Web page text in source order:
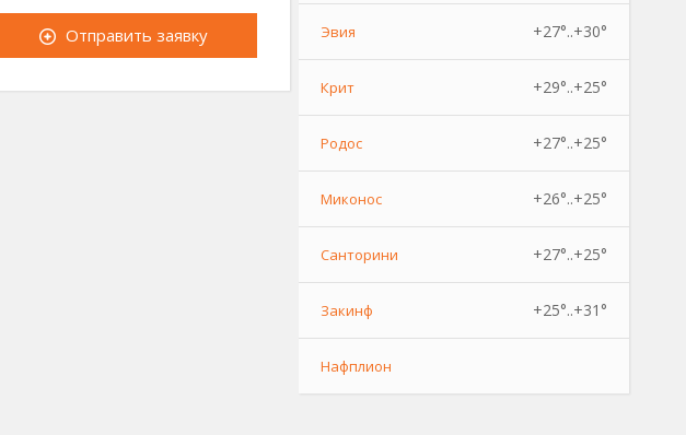
Отправить заявку Эвия +27°..+30°
Крит +29°..+25°
Родос +27°..+25°
Миконос +26°..+25°
Санторини +27°..+25°
Закинф +25°..+31°
Нафплион